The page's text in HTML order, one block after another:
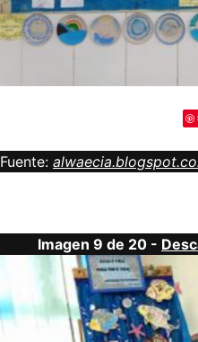
Fuente:
Imagen 9 de 20 -